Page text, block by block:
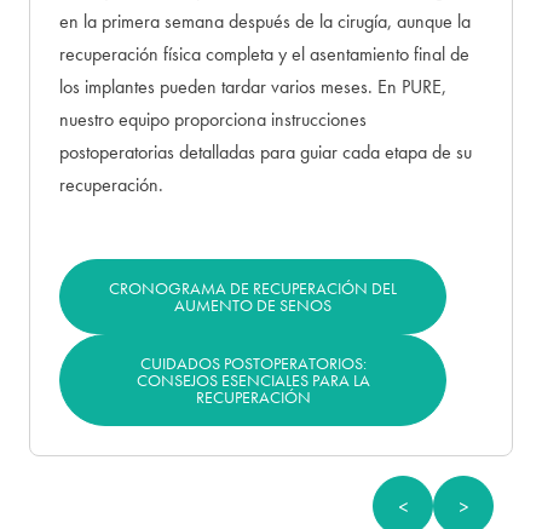
< >
en la primera semana después de la cirugía, aunque la
recuperación física completa y el asentamiento final de
los implantes pueden tardar varios meses. En PURE,
nuestro equipo proporciona instrucciones
postoperatorias detalladas para guiar cada etapa de su
recuperación.
CRONOGRAMA DE RECUPERACIÓN DEL
AUMENTO DE SENOS
CUIDADOS POSTOPERATORIOS:
CONSEJOS ESENCIALES PARA LA
RECUPERACIÓN